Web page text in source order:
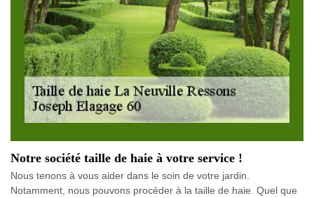
Notre société taille de haie à votre service !
Nous tenons à vous aider dans le soin de votre jardin.
Notamment, nous pouvons procéder à la taille de haie. Quel que